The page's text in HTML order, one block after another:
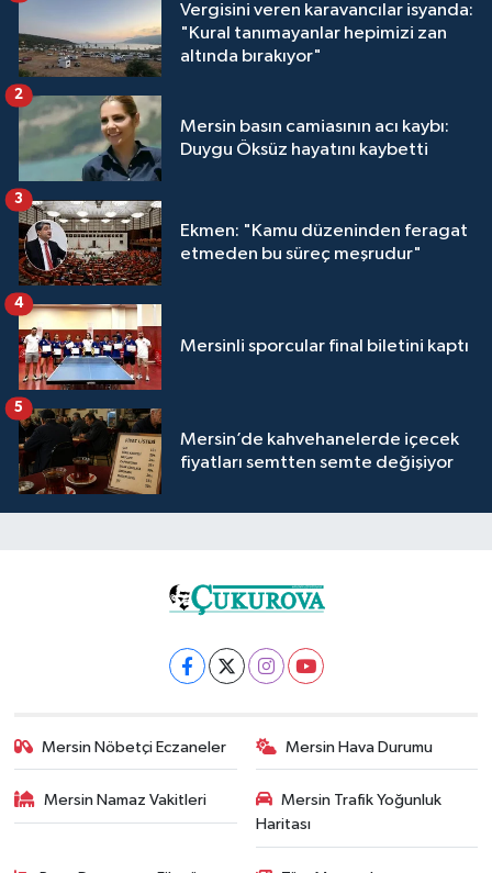
Vergisini veren karavancılar isyanda:
"Kural tanımayanlar hepimizi zan
altında bırakıyor"
Mersin basın camiasının acı kaybı:
Duygu Öksüz hayatını kaybetti
2
Ekmen: "Kamu düzeninden feragat
etmeden bu süreç meşrudur"
3
Mersinli sporcular final biletini kaptı
4
Mersin’de kahvehanelerde içecek
fiyatları semtten semte değişiyor
5
Mersin Nöbetçi Eczaneler Mersin Hava Durumu
Mersin Namaz Vakitleri
Mersin Trafik Yoğunluk
Haritası